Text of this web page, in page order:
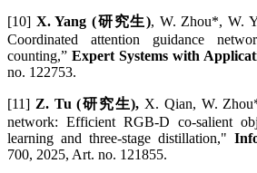
[10] X. Yang (研究生), W. Zhou*, W.
Coordinated attention guidance
counting,” Expert Systems with
no. 122753.
[11] Z. Tu (研究生), X. Qian, W.
network: Efficient RGB-D co-salient
learning and three-stage distillation,"
700, 2025, Art. no. 121855.